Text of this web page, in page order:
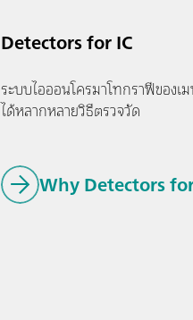
Detectors for IC
ระบบไอออนโครมาโทกราฟีของ
ได้หลากหลายวิธีตรวจวัด
Why Detectors